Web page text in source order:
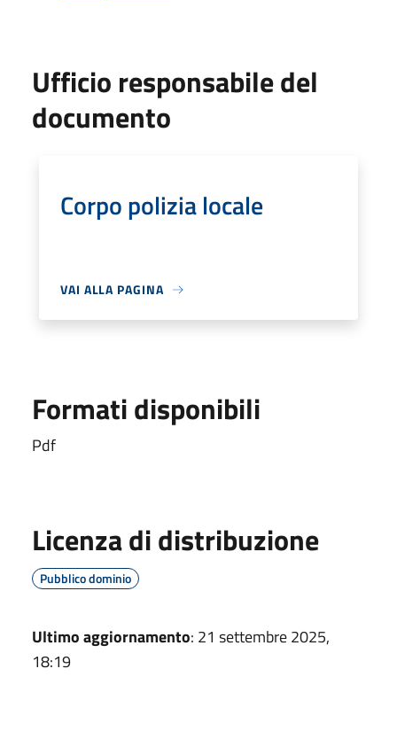
Ufficio responsabile del
documento
Corpo polizia locale
VAI ALLA PAGINA
Formati disponibili
Pdf
Licenza di distribuzione
Pubblico dominio
Ultimo aggiornamento: 21 settembre 2025,
18:19